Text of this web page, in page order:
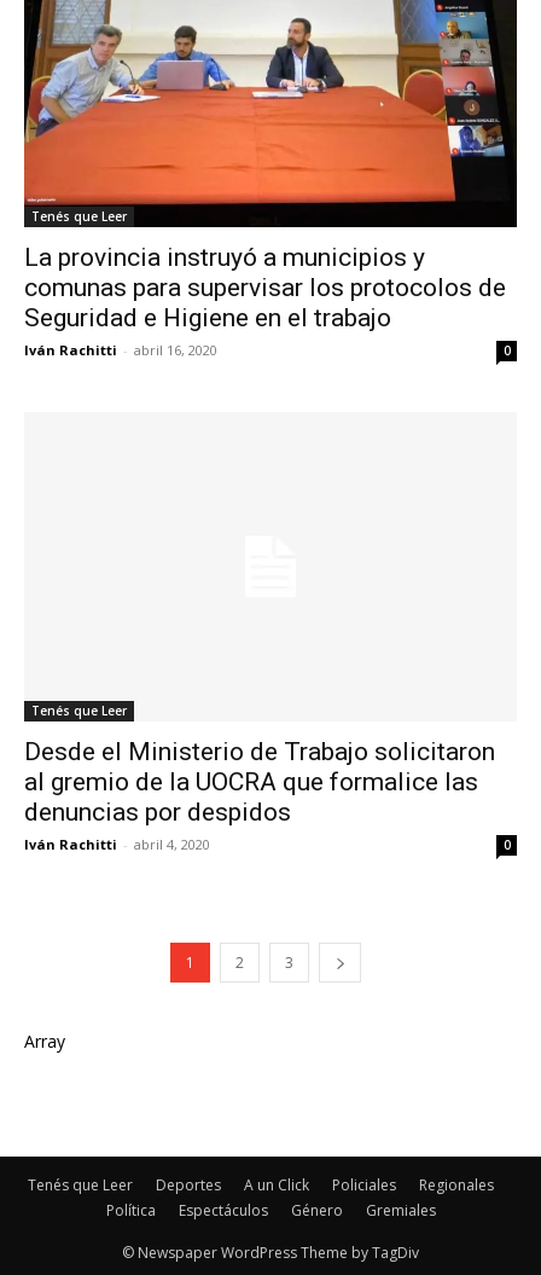
Tenés que Leer
La provincia instruyó a municipios y
comunas para supervisar los protocolos de
Seguridad e Higiene en el trabajo
Iván Rachitti - abril 16, 2020 0
Tenés que Leer
Desde el Ministerio de Trabajo solicitaron
al gremio de la UOCRA que formalice las
denuncias por despidos
Iván Rachitti - abril 4, 2020 0
1 2 3
Array
Tenés que Leer Deportes A un Click Policiales
Regionales
Política
Espectáculos Género Gremiales
© Newspaper WordPress Theme by TagDiv